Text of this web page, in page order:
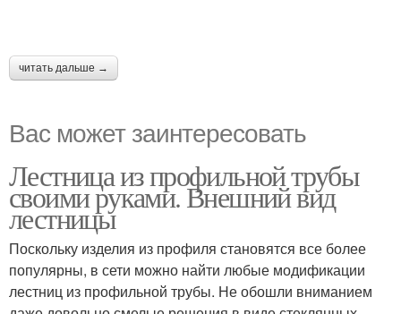
читать дальше →
Вас может заинтересовать
Лестница из профильной трубы
своими руками. Внешний вид
лестницы
Поскольку изделия из профиля становятся все более
популярны, в сети можно найти любые модификации
лестниц из профильной трубы. Не обошли вниманием